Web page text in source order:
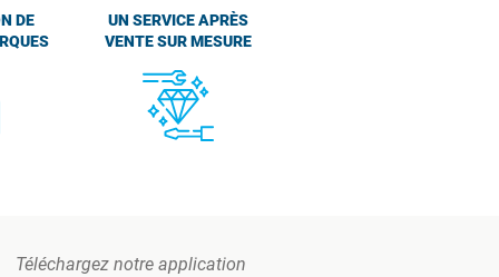
DE
UN SERVICE APRÈS
VENTE SUR MESURE
Téléchargez notre application